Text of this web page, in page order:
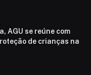
AGU se reúne com
de crianças na